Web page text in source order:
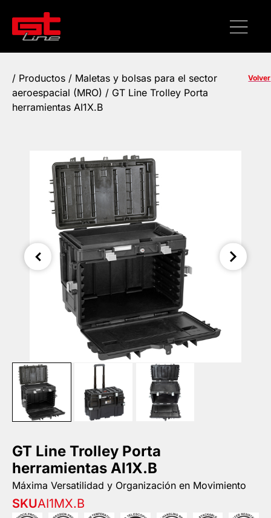
/ Productos / Maletas y bolsas para el sector
aeroespacial (MRO) / GT Line Trolley Porta
herramientas AI1X.B
Volver
GT Line Trolley Porta
herramientas AI1X.B
Máxima Versatilidad y Organización en Movimiento
SKUAI1MX.B